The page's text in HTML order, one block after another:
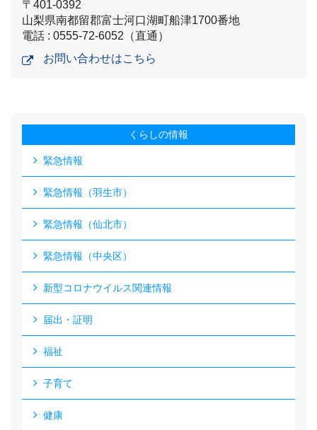
〒401-0392
山梨県南都留郡富士河口湖町船津1700番地
電話 : 0555-72-6052（直通）
お問い合わせはこちら
くらしの情報
緊急情報
緊急情報（羽生市）
緊急情報（仙北市）
緊急情報（中央区）
新型コロナウイルス関連情報
届出・証明
福祉
子育て
健康